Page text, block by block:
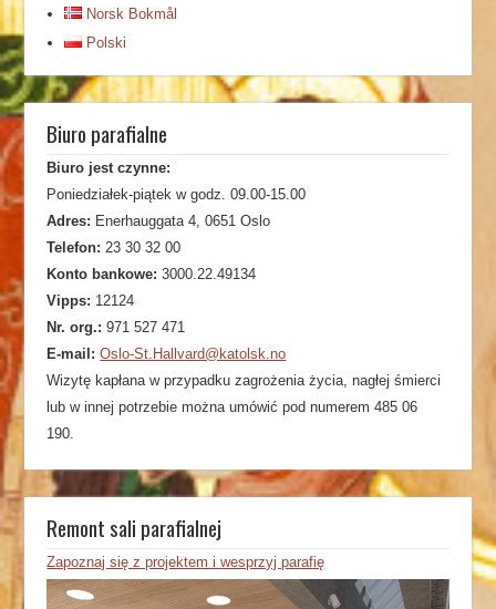
Norsk Bokmål
Polski
Biuro parafialne
Biuro jest czynne:
Poniedziałek-piątek w godz. 09.00-15.00
Adres: Enerhauggata 4, 0651 Oslo
Telefon: 23 30 32 00
Konto bankowe: 3000.22.49134
Vipps: 12124
Nr. org.: 971 527 471
E-mail: Oslo-St.Hallvard@katolsk.no
Wizytę kapłana w przypadku zagrożenia życia, nagłej śmierci
lub w innej potrzebie można umówić pod numerem 485 06
190.
Remont sali parafialnej
Zapoznaj się z projektem i wesprzyj parafię